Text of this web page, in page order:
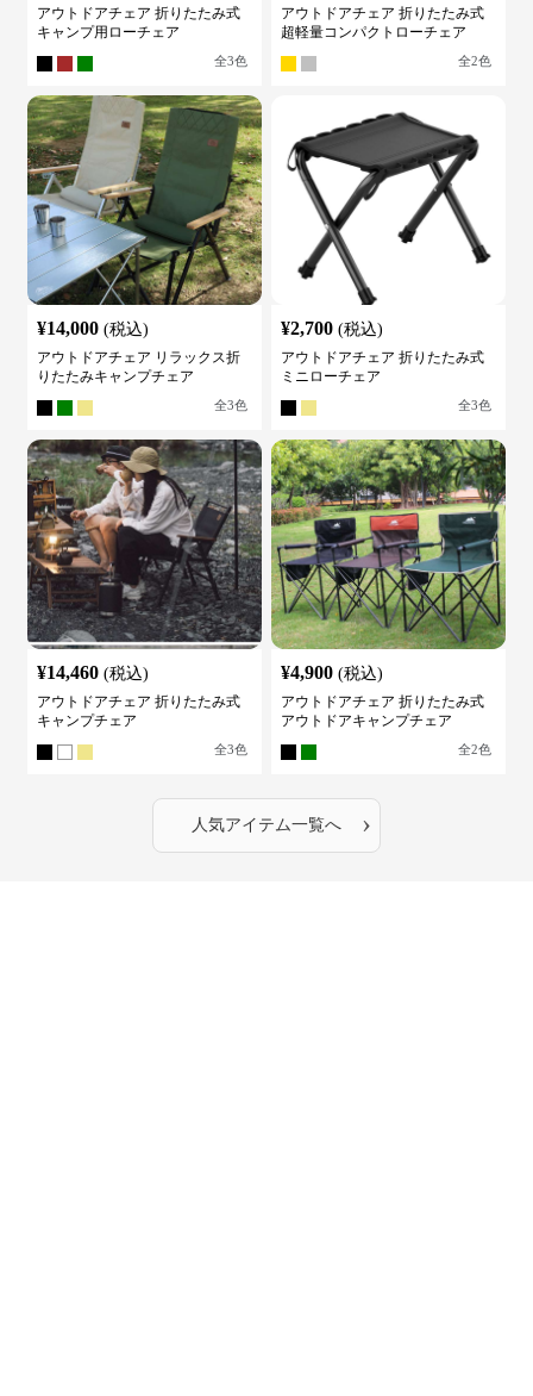
アウトドアチェア 折りたたみ式
キャンプ用ローチェア
全3色
アウトドアチェア 折りたたみ式
超軽量コンパクトローチェア
全2色
¥14,000 (税込)
アウトドアチェア リラックス折
りたたみキャンプチェア
全3色
¥2,700 (税込)
アウトドアチェア 折りたたみ式
ミニローチェア
全3色
¥14,460 (税込)
アウトドアチェア 折りたたみ式
キャンプチェア
全3色
¥4,900 (税込)
アウトドアチェア 折りたたみ式
アウトドアキャンプチェア
全2色
人気アイテム一覧へ ›